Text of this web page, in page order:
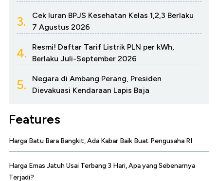
3.
Cek Iuran BPJS Kesehatan Kelas 1,2,3 Berlaku
7 Agustus 2026
4.
Resmi! Daftar Tarif Listrik PLN per kWh,
Berlaku Juli-September 2026
5.
Negara di Ambang Perang, Presiden
Dievakuasi Kendaraan Lapis Baja
Features
Harga Batu Bara Bangkit, Ada Kabar Baik Buat Pengusaha RI
Harga Emas Jatuh Usai Terbang 3 Hari, Apa yang Sebenarnya
Terjadi?